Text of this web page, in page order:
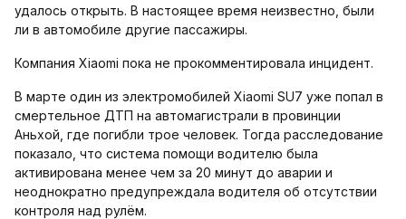
удалось открыть. В настоящее время неизвестно, были
ли в автомобиле другие пассажиры.
Компания Xiaomi пока не прокомментировала инцидент.
В марте один из электромобилей Xiaomi SU7 уже попал в
смертельное ДТП на автомагистрали в провинции
Аньхой, где погибли трое человек. Тогда расследование
показало, что система помощи водителю была
активирована менее чем за 20 минут до аварии и
неоднократно предупреждала водителя об отсутствии
контроля над рулём.